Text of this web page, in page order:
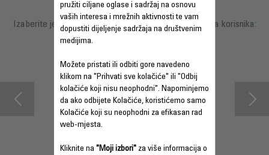
Izaberite jezik za prikazivanje uputstava i priručnika za korisnika:
pružiti ciljane oglase i sadržaj na osnovu
vaših interesa i mrežnih aktivnosti te vam
dopustiti dijeljenje sadržaja na društvenim
medijima.
Možete pristati ili odbiti gore navedeno
klikom na "Prihvati sve kolačiće" ili "Odbij
kolačiće koji nisu neophodni". Napominjemo
da ako odbijete Kolačiće, koristićemo samo
Kolačiće koji su neophodni za efikasan rad
web-mjesta.
Kliknite na "Moji izbori"za više informacija o